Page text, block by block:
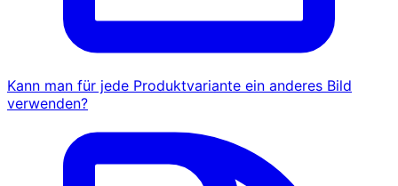
Kann man für jede Produktvariante ein anderes Bild
verwenden?